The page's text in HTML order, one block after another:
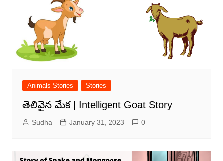
Animals Stories Stories
తెలివైన మేక | Intelligent Goat Story
Sudha January 31, 2023 0